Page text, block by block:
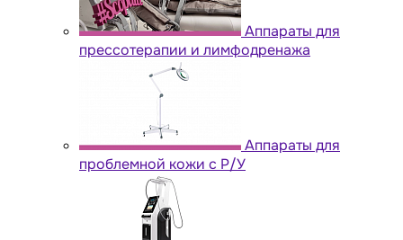
Аппараты для
прессотерапии и лимфодренажа
Аппараты для
проблемной кожи с Р/У